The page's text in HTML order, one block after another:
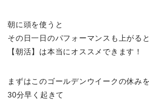
朝に頭を使うと
その日一日のパフォーマンスも上がる
【朝活】は本当にオススメできます！
まずはこのゴールデンウイークの休み
30分早く起きて